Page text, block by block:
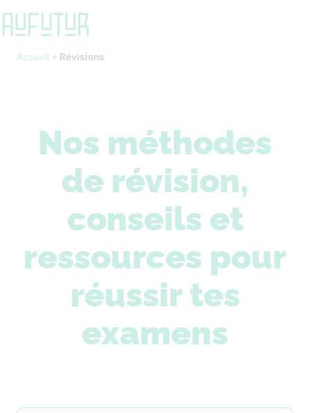
Accueil » Révisions
Nos méthodes
de révision,
conseils et
ressources pour
réussir tes
examens